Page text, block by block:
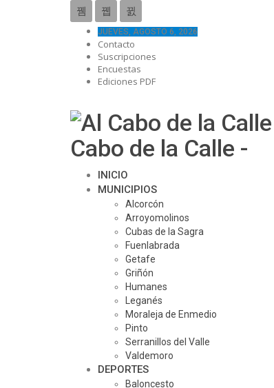
JUEVES, AGOSTO 6, 2026
Contacto
Suscripciones
Encuestas
Ediciones PDF
Cabo de la Calle -
INICIO
MUNICIPIOS
Alcorcón
Arroyomolinos
Cubas de la Sagra
Fuenlabrada
Getafe
Griñón
Humanes
Leganés
Moraleja de Enmedio
Pinto
Serranillos del Valle
Valdemoro
DEPORTES
Baloncesto